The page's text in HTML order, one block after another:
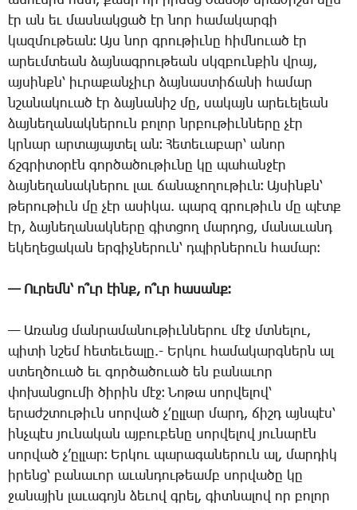
էր ան եւ մաս­նակ­ցած էր նոր հա­մա­կար­գի
կազ­մու­թեան։ Այս նոր գրու­թիւ­նը հիմ­նո­ւած էր
ա­րեւմ­տեան ձայ­նագ­րու­թեան սկզբուն­քին վրայ,
այ­սինքն՝ իւ­րա­քան­չիւր ձայ­նաս­տի­ճա­նի հա­մար
նշա­նա­կուած էր ձայ­նա­նիշ մը, սա­կայն ա­րե­ւե­լեան
ձայ­նե­ղա­նակ­նե­րուն բո­լոր նրբու­թիւն­նե­րը չէր
կրնար ար­տա­յայ­տել ան։ ­Հե­տե­ւա­բար՝ ա­նոր
ճշգրի­տօ­րէն գոր­ծա­ծու­թիւ­նը կը պա­հան­ջէր
ձայ­նե­ղա­նակ­նե­րու լաւ ճա­նա­չո­ղու­թիւն։ Այ­սինքն՝
թե­րու­թիւն մը չէր ա­սի­կա. պարզ գրու­թիւն մը պէտք
էր, ձայ­նե­ղա­նակ­նե­րը գիտ­ցող մար­դոց, մա­նա­ւանդ
ե­կե­ղե­ցա­կան եր­գիչ­նե­րուն՝ դպիր­նե­րուն հա­մար։
— Ու­րեմն՝ ո՞ւր էինք, ո՞ւր հա­սանք։
— Ա­ռանց ման­րա­մա­նու­թիւն­նե­րու մէջ մտնե­լու,
պի­տի նշեմ հե­տե­ւեա­լը.- Եր­կու հա­մա­կարգ­ներն ալ
ստեղ­ծո­ւած եւ գոր­ծա­ծո­ւած են բա­նա­ւոր
փո­խան­ցու­մի ծի­րին մէջ։ ­Նո­թա սոր­վե­լով՝
ե­րաժշտու­թիւն սոր­ված չ­՚ըլ­լար մարդ, ճիշդ այն­պէս՝
ինչ­պէս յու­նա­կան այ­բու­բե­նը սոր­վե­լով յու­նա­րէն
սոր­ված չ­’ըլ­լար։ Եր­կու պա­րա­գա­նե­րուն ալ, մար­դիկ
ի­րենց՝ բա­նա­ւոր ա­ւան­դու­թեամբ սոր­վա­ծը կը
ջա­նա­յին լա­ւա­գոյն ձե­ւով գրել, գիտ­նա­լով որ բո­լոր